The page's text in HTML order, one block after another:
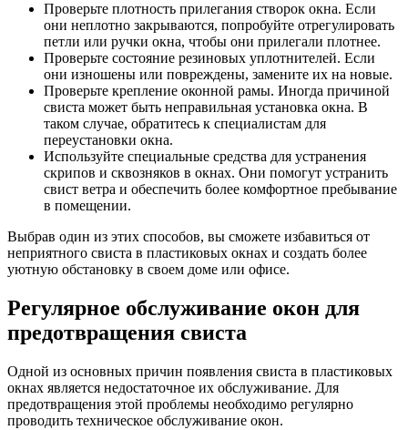
Проверьте плотность прилегания створок окна. Если
они неплотно закрываются, попробуйте отрегулировать
петли или ручки окна, чтобы они прилегали плотнее.
Проверьте состояние резиновых уплотнителей. Если
они изношены или повреждены, замените их на новые.
Проверьте крепление оконной рамы. Иногда причиной
свиста может быть неправильная установка окна. В
таком случае, обратитесь к специалистам для
переустановки окна.
Используйте специальные средства для устранения
скрипов и сквозняков в окнах. Они помогут устранить
свист ветра и обеспечить более комфортное пребывание
в помещении.
Выбрав один из этих способов, вы сможете избавиться от
неприятного свиста в пластиковых окнах и создать более
уютную обстановку в своем доме или офисе.
Регулярное обслуживание окон для
предотвращения свиста
Одной из основных причин появления свиста в пластиковых
окнах является недостаточное их обслуживание. Для
предотвращения этой проблемы необходимо регулярно
проводить техническое обслуживание окон.